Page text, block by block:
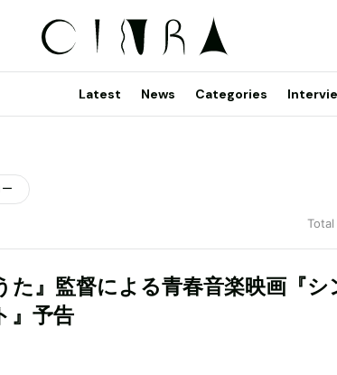
Latest News Categories
た』監督による青春音楽映画『シ
』予告